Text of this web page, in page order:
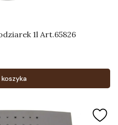
1l Art.65826